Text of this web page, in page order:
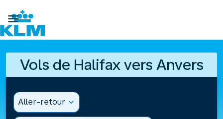

Vols de Halifax vers Anvers
Aller-retour expand_more